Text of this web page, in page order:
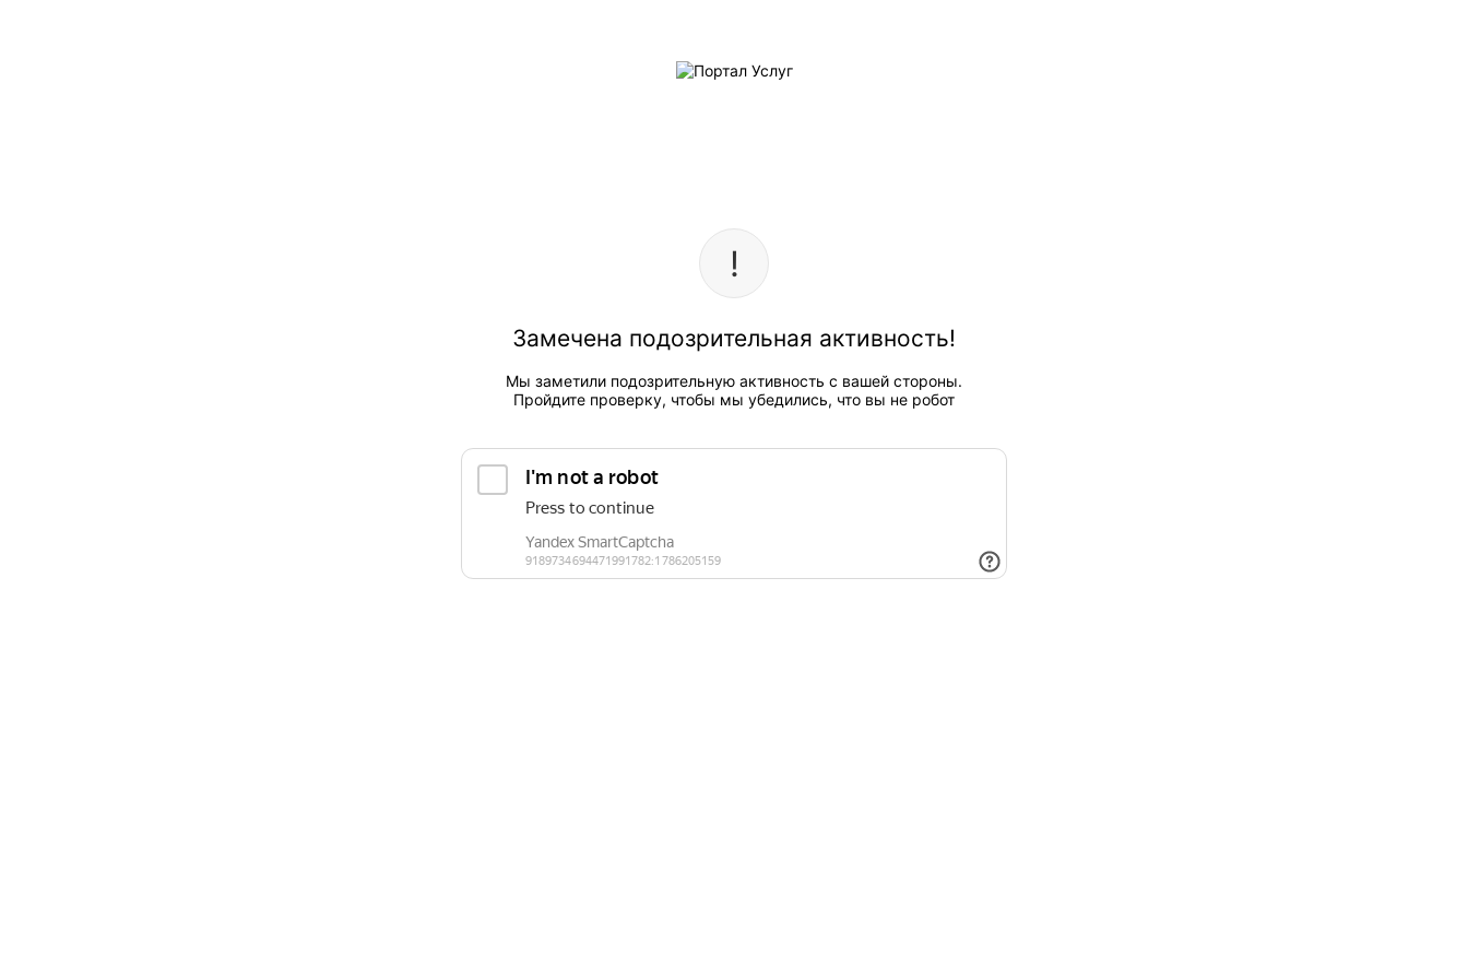
Замечена подозрительная активность!
Мы заметили подозрительную активность с вашей стороны.
Пройдите проверку, чтобы мы убедились, что вы не робот